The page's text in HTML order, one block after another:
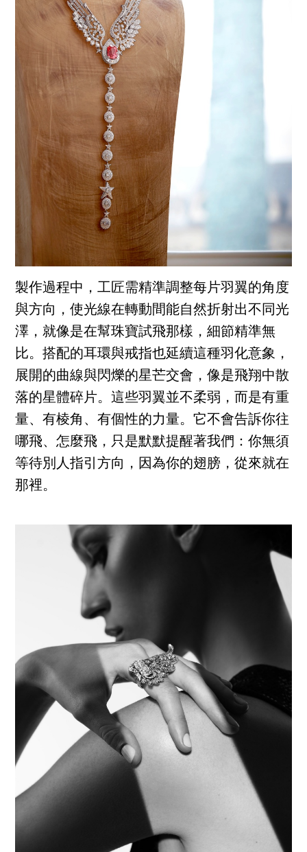
製作過程中，工匠需精準調整每片羽翼的角度
與方向，使光線在轉動間能自然折射出不同光
澤，就像是在幫珠寶試飛那樣，細節精準無
比。搭配的耳環與戒指也延續這種羽化意象，
展開的曲線與閃爍的星芒交會，像是飛翔中散
落的星體碎片。這些羽翼並不柔弱，而是有重
量、有棱角、有個性的力量。它不會告訴你往
哪飛、怎麼飛，只是默默提醒著我們：你無須
等待別人指引方向，因為你的翅膀，從來就在
那裡。